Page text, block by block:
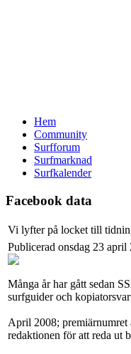
Hem
Community
Surfforum
Surfmarknad
Surfkalender
Facebook data
Vi lyfter på locket till
Publicerad onsdag 23
Många år har gått sedan
surfguider och
April 2008; premiärnumret
redaktionen för att reda ut